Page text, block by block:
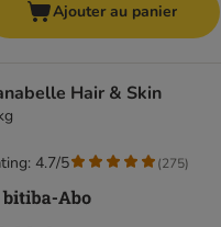
Ajouter au panier
Hair & Skin
4.7/5 (275)